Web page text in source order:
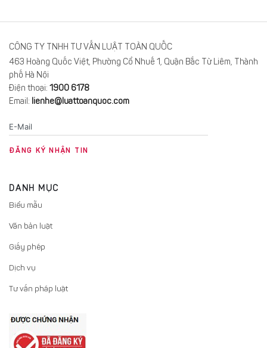
CÔNG TY TNHH TƯ VẤN LUẬT TOÀN QUỐC
463 Hoàng Quốc Việt, Phường Cổ Nhuế 1, Quận Bắc Từ Liêm, Thành
phố Hà Nội
Điện thoại: 1900 6178
Email: lienhe@luattoanquoc.com
DANH MỤC
Biểu mẫu
Văn bản luật
Giấy phép
Dịch vụ
Tư vấn pháp luật